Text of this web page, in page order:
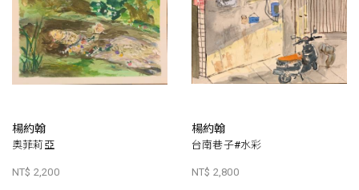
楊約翰
奧菲莉亞
NT$ 2,200
楊約翰
台南巷子#水彩
NT$ 2,800